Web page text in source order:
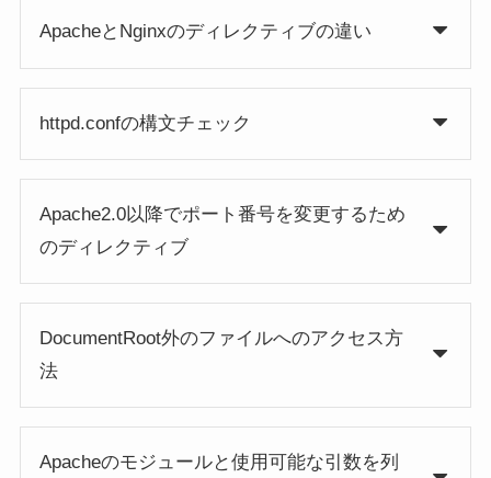
ApacheとNginxのディレクティブの違い
httpd.confの構文チェック
Apache2.0以降でポート番号を変更するため
のディレクティブ
DocumentRoot外のファイルへのアクセス方
法
Apacheのモジュールと使用可能な引数を列